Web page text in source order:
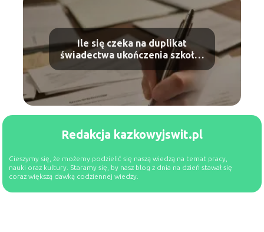
Ile się czeka na duplikat
świadectwa ukończenia szkoły?
Praktyczne porady
Redakcja kazkowyjswit.pl
Cieszymy się, że możemy podzielić się naszą wiedzą na temat pracy,
nauki oraz kultury. Staramy się, by nasz blog z dnia na dzień stawał się
coraz większą dawką codziennej wiedzy.